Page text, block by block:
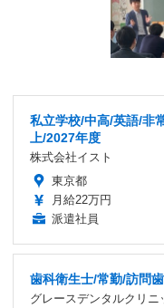
私立学校/中高/英語/非
上/2027年度
株式会社イスト
東京都
月給22万円
派遣社員
歯科衛生士/常勤/訪問
グレースデンタルクリニ